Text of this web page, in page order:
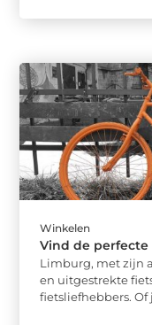
Winkelen
Vind de
Limburg, met zijn
en uitgestrekte
fietsliefhebbers. Of